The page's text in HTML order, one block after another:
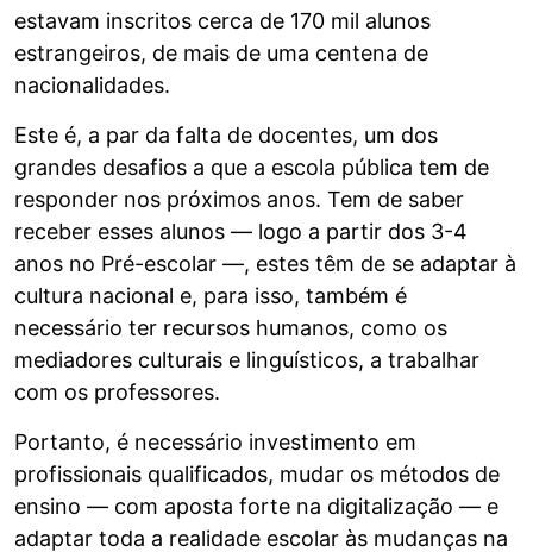
estavam inscritos cerca de 170 mil alunos
estrangeiros, de mais de uma centena de
nacionalidades.
Este é, a par da falta de docentes, um dos
grandes desafios a que a escola pública tem de
responder nos próximos anos. Tem de saber
receber esses alunos — logo a partir dos 3-4
anos no Pré-escolar —, estes têm de se adaptar à
cultura nacional e, para isso, também é
necessário ter recursos humanos, como os
mediadores culturais e linguísticos, a trabalhar
com os professores.
Portanto, é necessário investimento em
profissionais qualificados, mudar os métodos de
ensino — com aposta forte na digitalização — e
adaptar toda a realidade escolar às mudanças na